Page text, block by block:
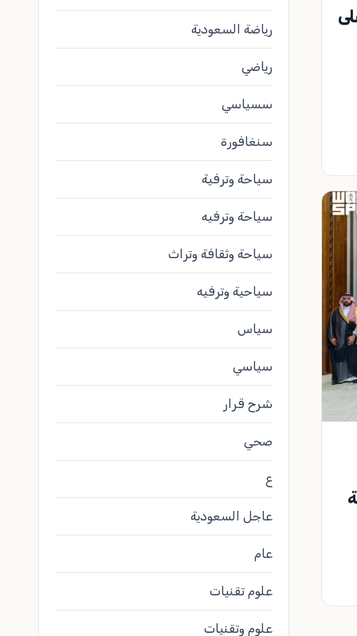
رياضة السعودية
رياضي
سسياسي
سنغافورة
سياحة وترفية
سياحة وترفيه
سياحة وثقافة وتراث
سياحية وترفيه
سياس
سياسي
شرح قرار
صحي
ع
عاجل السعودية
عام
علوم تقنيات
علوم وتقنيات